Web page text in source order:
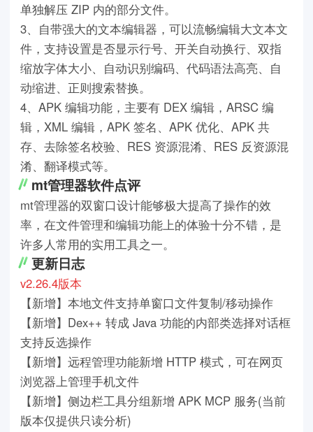
单独解压 ZIP 内的部分文件。
3、自带强大的文本编辑器，可以流畅编辑大文本文
件，支持设置是否显示行号、开关自动换行、双指
缩放字体大小、自动识别编码、代码语法高亮、自
动缩进、正则搜索替换。
4、APK 编辑功能，主要有 DEX 编辑，ARSC 编
辑，XML 编辑，APK 签名、APK 优化、APK 共
存、去除签名校验、RES 资源混淆、RES 反资源混
淆、翻译模式等。
mt管理器软件点评
mt管理器的双窗口设计能够极大提高了操作的效
率，在文件管理和编辑功能上的体验十分不错，是
许多人常用的实用工具之一。
更新日志
v2.26.4版本
【新增】本地文件支持单窗口文件复制/移动操作
【新增】Dex++ 转成 Java 功能的内部类选择对话框
支持反选操作
【新增】远程管理功能新增 HTTP 模式，可在网页
浏览器上管理手机文件
【新增】侧边栏工具分组新增 APK MCP 服务(当前
版本仅提供只读分析)